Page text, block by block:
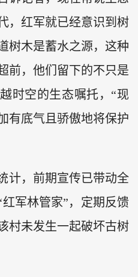
，红军就已经意识到树
树木是蓄水之源，这种
前，他们留下的不只是
时空的生态嘱托，“现
有底气且骄傲地将保护
计，前期宣传已带动全
军林管家”，定期反馈
村未发生一起破坏古树